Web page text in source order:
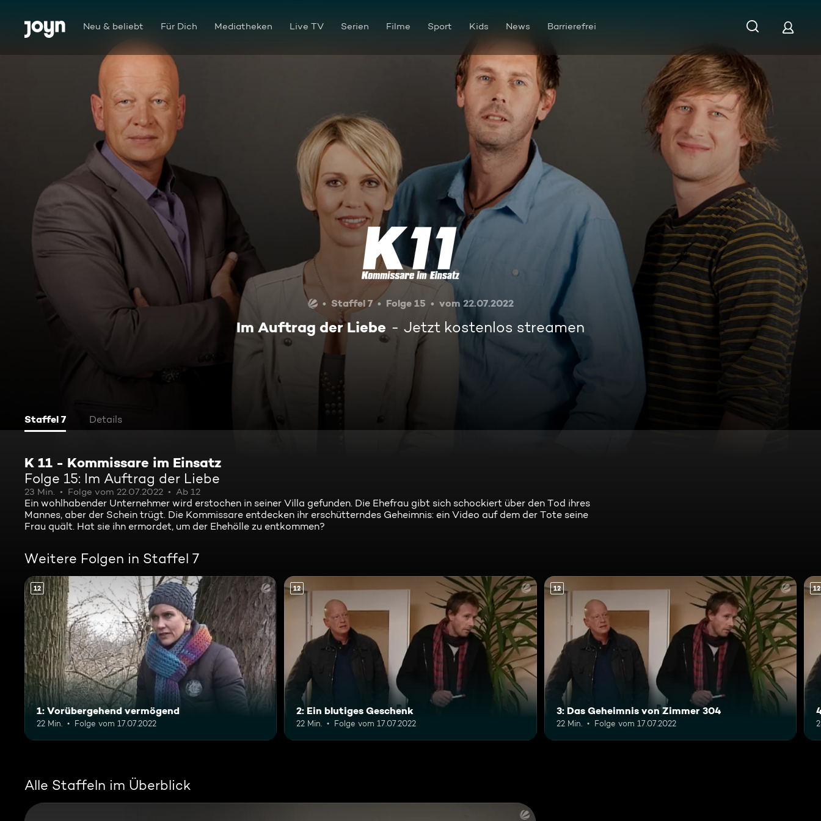
Zum Inhalt springen
Barrierefrei Neu & beliebt Für Dich Mediatheken Live TV Serien Filme Sport Kids News Barrierefrei
Im Auftrag der Liebe
Staffel 7 Folge 15 vom 22.07.2022
Im Auftrag der Liebe Jetzt kostenlos streamen
Staffel 7 Details
K 11 - Kommissare im Einsatz
Folge 15: Im Auftrag der Liebe
23 Min. Folge vom 22.07.2022 Ab 12
Ein wohlhabender Unternehmer wird erstochen in seiner Villa gefunden. Die Ehefrau gibt sich schockiert über den Tod ihres
Mannes, aber der Schein trügt. Die Kommissare entdecken ihr erschütterndes Geheimnis: ein Video auf dem der Tote seine
Frau quält. Hat sie ihn ermordet, um der Ehehölle zu entkommen?
Weitere Folgen in Staffel 7
12
1: Vorübergehend vermögend
22 Min. Folge vom 17.07.2022
12
2: Ein blutiges Geschenk
22 Min. Folge vom 17.07.2022
12
3: Das Geheimnis von Zimmer 304
22 Min. Folge vom 17.07.2022
12
Alle Staffeln im Überblick